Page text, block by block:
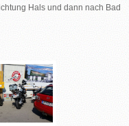
Hals und dann nach Bad